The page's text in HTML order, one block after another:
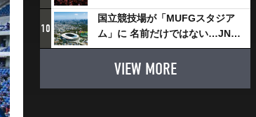
式大相撲
10
国立競技場が「MUFGスタジア
ム」に 名前だけではない…JNSE
とMUFGが“共創”し描く地域活
性化・社会価値創造の近未来図
VIEW MORE